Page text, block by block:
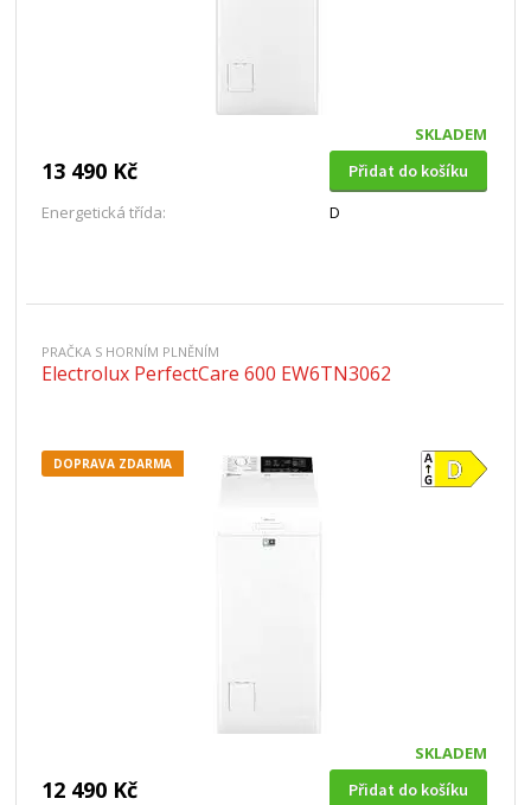
SKLADEM
13 490 Kč
Přidat do košíku
Energetická třída:
D
PRAČKA S HORNÍM PLNĚNÍM
Electrolux PerfectCare 600 EW6TN3062
DOPRAVA ZDARMA
SKLADEM
12 490 Kč
Přidat do košíku